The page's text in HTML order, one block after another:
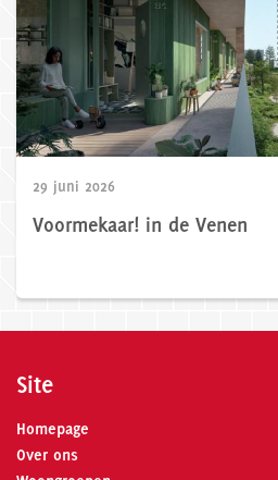
29 juni 2026
Voormekaar! in de Venen
Site
Homepage
Over ons